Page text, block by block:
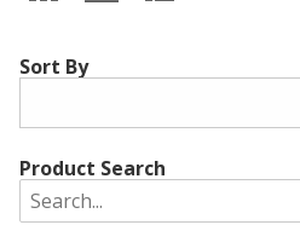
Sort By
Product Search